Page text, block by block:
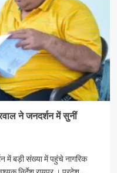
ने जनदर्शन में सुनीं
में बड़ी संख्या में पहुंचे नागरिक